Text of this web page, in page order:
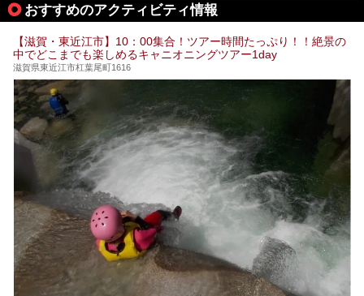
おすすめのアクティビティ情報
【滋賀・東近江市】10：00集合！ツアー時間たっぷり！！絶景の
中でどこまでも楽しめるキャニオニングツアー1day
滋賀県東近江市杠葉尾町1616